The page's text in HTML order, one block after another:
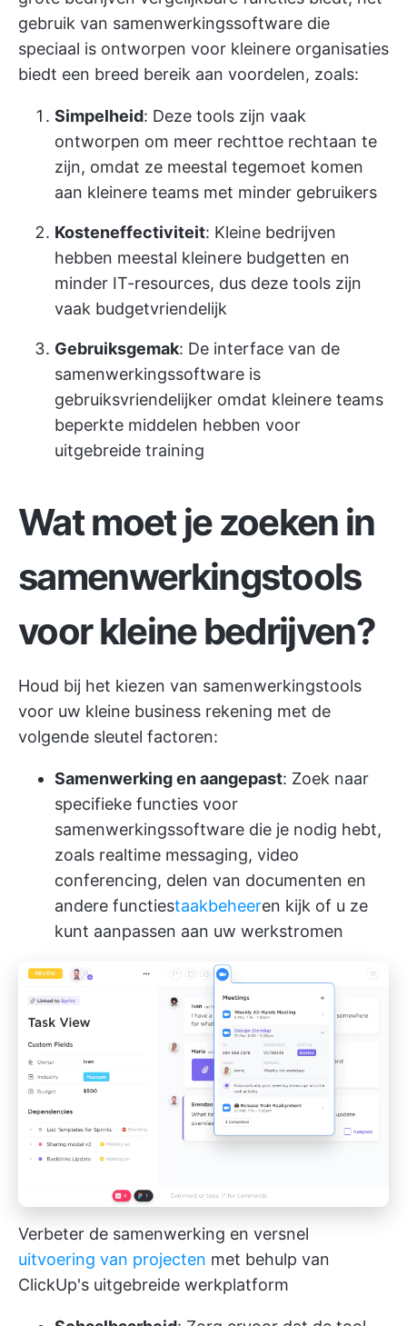
gebruik van samenwerkingssoftware die
speciaal is ontworpen voor kleinere organisaties
biedt een breed bereik aan voordelen, zoals:
Simpelheid: Deze tools zijn vaak
ontworpen om meer rechttoe rechtaan te
zijn, omdat ze meestal tegemoet komen
aan kleinere teams met minder gebruikers
Kosteneffectiviteit: Kleine bedrijven
hebben meestal kleinere budgetten en
minder IT-resources, dus deze tools zijn
vaak budgetvriendelijk
Gebruiksgemak: De interface van de
samenwerkingssoftware is
gebruiksvriendelijker omdat kleinere teams
beperkte middelen hebben voor
uitgebreide training
Wat moet je zoeken in
samenwerkingstools
voor kleine bedrijven?
Houd bij het kiezen van samenwerkingstools
voor uw kleine business rekening met de
volgende sleutel factoren:
Samenwerking en aangepast: Zoek naar
specifieke functies voor
samenwerkingssoftware die je nodig hebt,
zoals realtime messaging, video
conferencing, delen van documenten en
andere functiestaakbeheeren kijk of u ze
kunt aanpassen aan uw werkstromen
Verbeter de samenwerking en versnel
uitvoering van projecten met behulp van
ClickUp's uitgebreide werkplatform